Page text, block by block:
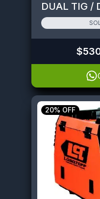
DUAL TIG /
200
20% OFF